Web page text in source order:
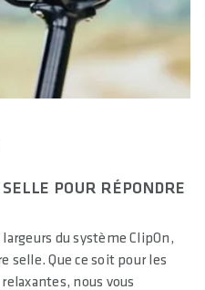
POUR RÉPONDRE
du système ClipOn,
selle. Que ce soit pour les
nous vous